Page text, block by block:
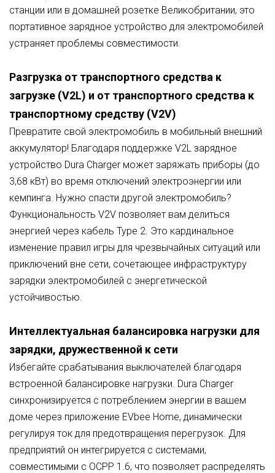
станции или в домашней розетке Великобритании, это
портативное зарядное устройство для электромобилей
устраняет проблемы совместимости.
Разгрузка от транспортного средства к
загрузке (V2L) и от транспортного средства к
транспортному средству (V2V)
Превратите свой электромобиль в мобильный внешний
аккумулятор! Благодаря поддержке V2L зарядное
устройство Dura Charger может заряжать приборы (до
3,68 кВт) во время отключений электроэнергии или
кемпинга. Нужно спасти другой электромобиль?
Функциональность V2V позволяет вам делиться
энергией через кабель Type 2. Это кардинальное
изменение правил игры для чрезвычайных ситуаций или
приключений вне сети, сочетающее инфраструктуру
зарядки электромобилей с энергетической
устойчивостью.
Интеллектуальная балансировка нагрузки для
зарядки, дружественной к сети
Избегайте срабатывания выключателей благодаря
встроенной балансировке нагрузки. Dura Charger
синхронизируется с потреблением энергии в вашем
доме через приложение EVbee Home, динамически
регулируя ток для предотвращения перегрузок. Для
предприятий он интегрируется с системами,
совместимыми с OCPP 1.6, что позволяет распределять